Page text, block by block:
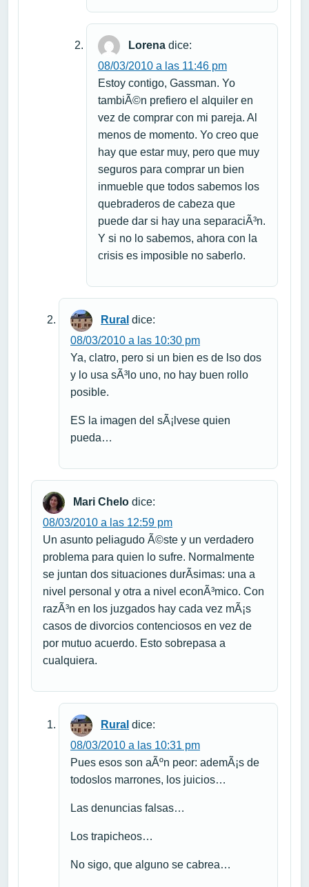
Lorena dice:
08/03/2010 a las 11:46 pm
Estoy contigo, Gassman. Yo
tambiÃ©n prefiero el alquiler en
vez de comprar con mi pareja. Al
menos de momento. Yo creo que
hay que estar muy, pero que muy
seguros para comprar un bien
inmueble que todos sabemos los
quebraderos de cabeza que
puede dar si hay una separaciÃ³n.
Y si no lo sabemos, ahora con la
crisis es imposible no saberlo.
Rural dice:
08/03/2010 a las 10:30 pm
Ya, clatro, pero si un bien es de lso dos
y lo usa sÃ³lo uno, no hay buen rollo
posible.
ES la imagen del sÃ¡lvese quien
pueda…
Mari Chelo dice:
08/03/2010 a las 12:59 pm
Un asunto peliagudo Ã©ste y un verdadero
problema para quien lo sufre. Normalmente
se juntan dos situaciones durÃ­simas: una a
nivel personal y otra a nivel econÃ³mico. Con
razÃ³n en los juzgados hay cada vez mÃ¡s
casos de divorcios contenciosos en vez de
por mutuo acuerdo. Esto sobrepasa a
cualquiera.
Rural dice:
08/03/2010 a las 10:31 pm
Pues esos son aÃºn peor: ademÃ¡s de
todoslos marrones, los juicios…
Las denuncias falsas…
Los trapicheos…
No sigo, que alguno se cabrea…